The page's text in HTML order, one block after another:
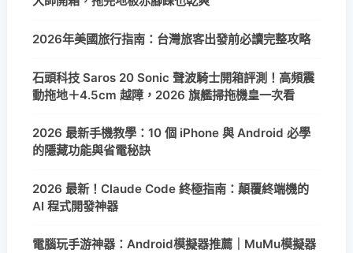
2026年美國旅行指南：台灣旅客出發前必讀完整攻略
石頭科技 Saros 20 Sonic 聲波騎士開箱評測！高頻震
動拖地＋4.5cm 越障，2026 旗艦掃拖機皇一次看
2026 最新手機教學：10 個 iPhone 與 Android 必學
的隱藏功能與省電秘訣
2026 最新！Claude Code 終極指南：顛覆終端機的
AI 程式開發神器
電腦玩手游神器：Android模擬器推薦｜MuMu模擬器